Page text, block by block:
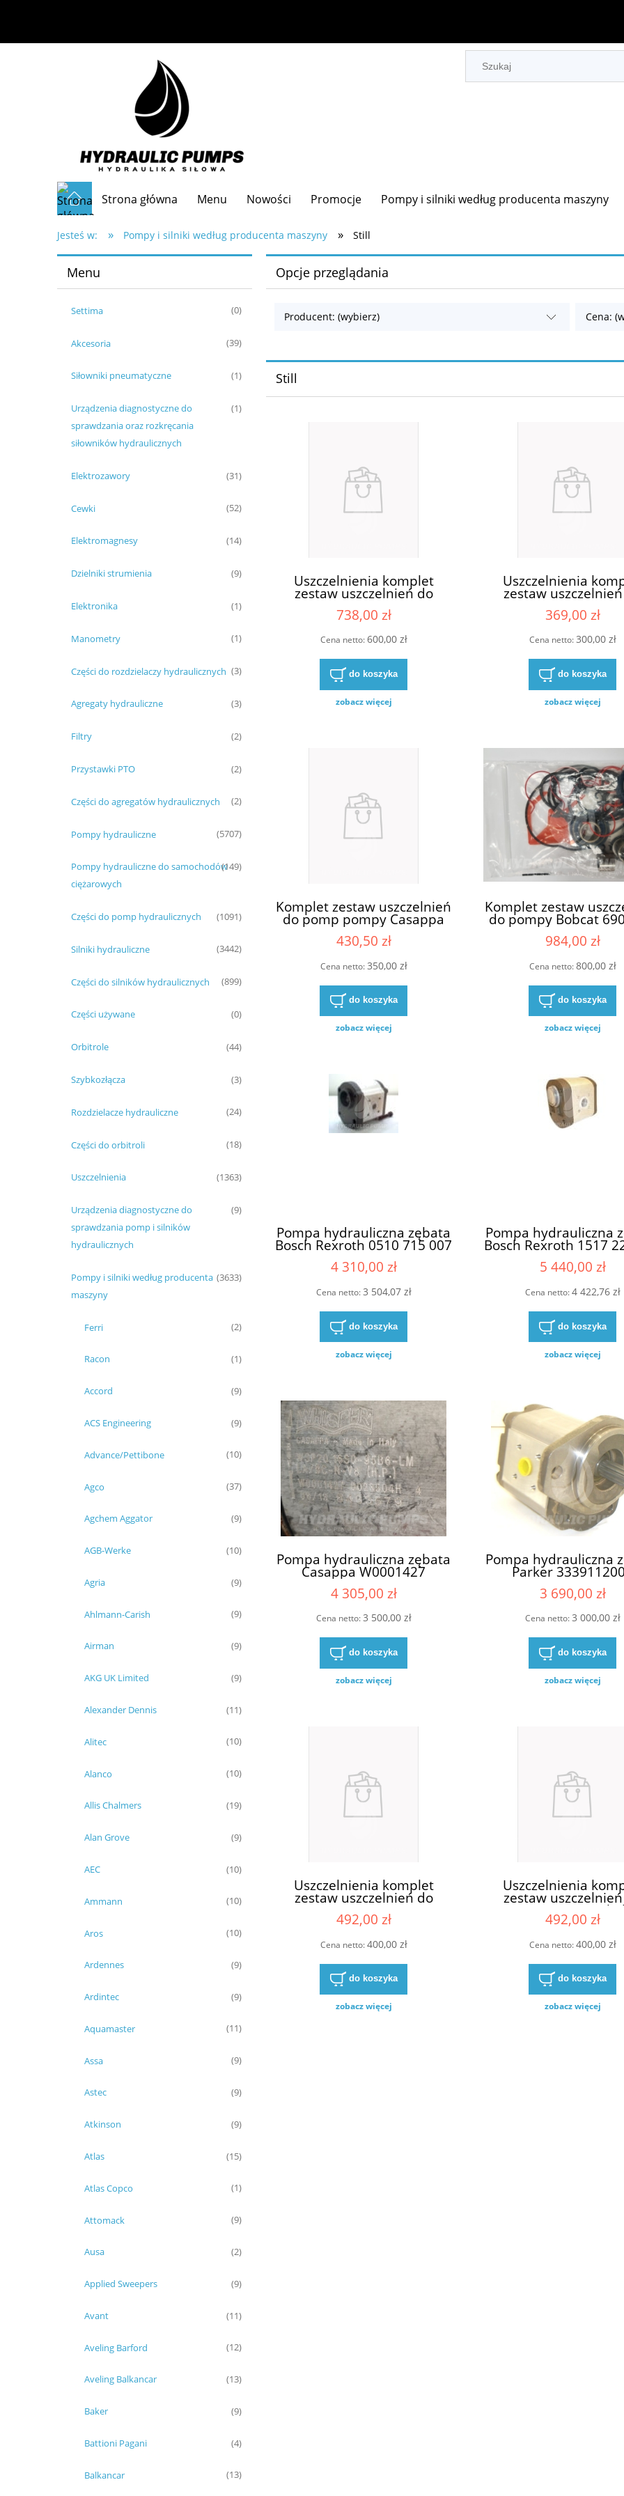
Strona główna Menu Nowości Promocje Pompy i silniki według producenta maszyny
Częste pytania
Jesteś w: » Pompy i silniki według producenta maszyny » Still
Menu
Settima (0)
Akcesoria (39)
Siłowniki pneumatyczne (1)
Urządzenia diagnostyczne do
sprawdzania oraz rozkręcania
siłowników hydraulicznych
(1)
Elektrozawory (31)
Cewki (52)
Elektromagnesy (14)
Dzielniki strumienia (9)
Elektronika (1)
Manometry (1)
Części do rozdzielaczy hydraulicznych (3)
Agregaty hydrauliczne (3)
Filtry (2)
Przystawki PTO (2)
Części do agregatów hydraulicznych (2)
Pompy hydrauliczne (5707)
Pompy hydrauliczne do samochodów
ciężarowych
(149)
Części do pomp hydraulicznych (1091)
Silniki hydrauliczne (3442)
Części do silników hydraulicznych (899)
Części używane (0)
Orbitrole (44)
Szybkozłącza (3)
Rozdzielacze hydrauliczne (24)
Części do orbitroli (18)
Uszczelnienia (1363)
Urządzenia diagnostyczne do
sprawdzania pomp i silników
hydraulicznych
(9)
Pompy i silniki według producenta
maszyny
(3633)
Ferri (2)
Racon (1)
Accord (9)
ACS Engineering (9)
Advance/Pettibone (10)
Agco (37)
Agchem Aggator (9)
AGB-Werke (10)
Agria (9)
Ahlmann-Carish (9)
Airman (9)
AKG UK Limited (9)
Alexander Dennis (11)
Alitec (10)
Alanco (10)
Allis Chalmers (19)
Alan Grove (9)
AEC (10)
Ammann (10)
Aros (10)
Ardennes (9)
Ardintec (9)
Aquamaster (11)
Assa (9)
Astec (9)
Atkinson (9)
Atlas (15)
Atlas Copco (1)
Attomack (9)
Ausa (2)
Applied Sweepers (9)
Avant (11)
Aveling Barford (12)
Aveling Balkancar (13)
Baker (9)
Battioni Pagani (4)
Balkancar (13)
Opcje przeglądania
Producent: (wybierz) Cena:
Still
Uszczelnienia komplet
zestaw uszczelnień do
pomp pompy Casappa
03580500
738,00 zł
Cena netto:600,00 zł
do koszyka
zobacz więcej
Uszczelnienia
zestaw
pomp pompy Casappa
S/D
369,00 zł
Cena netto:300,00 zł
do koszyka
zobacz więcej
Komplet zestaw uszczelnień
do pomp pompy Casappa
KP30-83E3-S/D KP30 - 83E3
430,50 zł
Cena netto:350,00 zł
do koszyka
zobacz więcej
Komplet zestaw
do pompy Bobcat
799139LC 05258Z
(69224990 ,
984,00 zł
Cena netto:800,00 zł
do koszyka
zobacz więcej
Pompa hydrauliczna zębata
Bosch Rexroth 0510 715 007
0510715007 0510-715-007
0510/715/007
4 310,00 zł
Cena netto:3 504,07 zł
do koszyka
zobacz więcej
Pompa hydrauliczna
Bosch Rexroth 1517
1517222318 1517/
1517-222-318
5 440,00 zł
Cena netto:4 422,76 zł
do koszyka
zobacz więcej
Pompa hydrauliczna zębata
Casappa W0001427
WSP20.16S0-95B6-LMLA/BC-
N-V8 (H.P.) (L101) (8/10)
(GSP) WSP20,16S0-95B6-
LMLA/BC-N-V8 (H.P.) (L101)
(8/10) (GSP) 8433579
4 305,00 zł
Cena netto:3 500,00 zł
do koszyka
zobacz więcej
Pompa hydrauliczna
Parker
P17A296BEEK38-65
3 690,00 zł
Cena netto:3 000,00 zł
do koszyka
zobacz więcej
Uszczelnienia komplet
zestaw uszczelnień do
pomp pompy Casappa
KP30-84E4-S/D
492,00 zł
Cena netto:400,00 zł
do koszyka
zobacz więcej
Uszczelnienia
zestaw
pomp pompy
Casappa KP30-83E3-
492,00 zł
Cena netto:400,00 zł
do koszyka
zobacz więcej